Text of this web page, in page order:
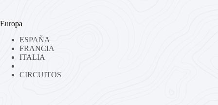
Europa
ESPAÑA
FRANCIA
ITALIA
CIRCUITOS